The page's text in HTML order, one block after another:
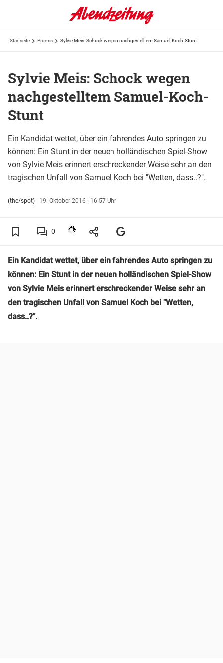
Startseite Promis Sylvie Meis: Schock wegen nachgestelltem Samuel-Koch-Stunt
Sylvie Meis: Schock wegen
nachgestelltem Samuel-Koch-
Stunt
Ein Kandidat wettet, über ein fahrendes Auto springen zu
können: Ein Stunt in der neuen holländischen Spiel-Show
von Sylvie Meis erinnert erschreckender Weise sehr an den
tragischen Unfall von Samuel Koch bei "Wetten, dass..?".
(the/spot) | 19. Oktober 2016 - 16:57 Uhr
0
Ein Kandidat wettet, über ein fahrendes Auto springen zu
können: Ein Stunt in der neuen holländischen Spiel-Show
von Sylvie Meis erinnert erschreckender Weise sehr an
den tragischen Unfall von Samuel Koch bei "Wetten,
dass..?".